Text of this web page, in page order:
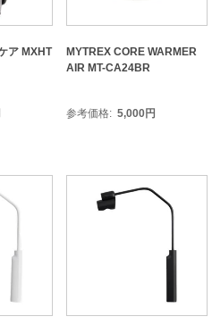
ア MXHT
MYTREX CORE WARMER
AIR MT-CA24BR
参考価格 5,000円